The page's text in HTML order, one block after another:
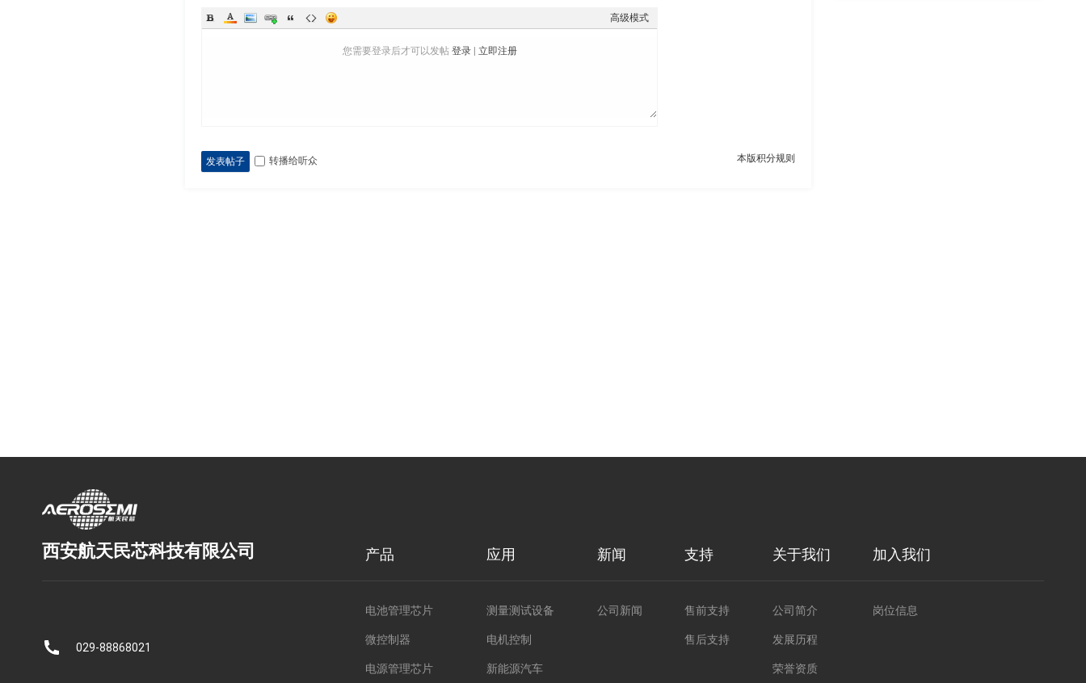
高级模式
您需要登录后才可以发帖 登录| 立即注册
本版积分规则
发表帖子 转播给听众
西安航天民芯科技有限公司
029-88868021
产品
电池管理芯片
微控制器
电源管理芯片
应用
测量测试设备
电机控制
新能源汽车
新闻
公司新闻
支持
售前支持
售后支持
关于我们
公司简介
发展历程
荣誉资质
加入我们
岗位信息